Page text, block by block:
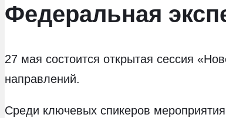
Федеральная
27 мая состоится открытая сессия
направлений.
Среди ключевых спикеров